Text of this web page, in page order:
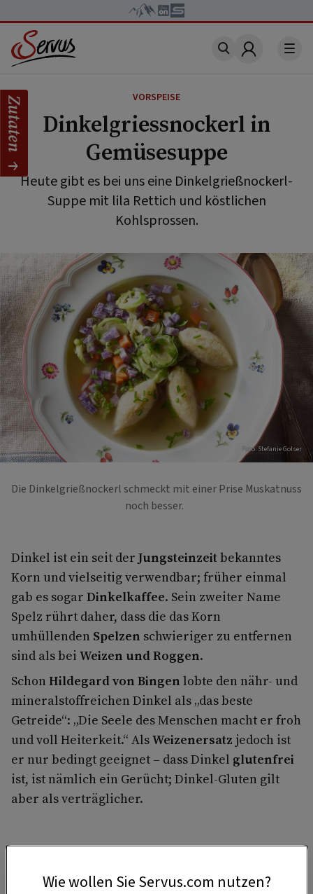
Account
VORSPEISE
Dinkelgriessnockerl in
Gemüsesuppe
Heute gibt es bei uns eine Dinkelgrießnockerl-
Suppe mit lila Rettich und köstlichen
Kohlsprossen.
Foto: Stefanie Golser
Die Dinkelgrießnockerl schmeckt mit einer Prise Muskatnuss
noch besser.
Dinkel ist ein seit der Jungsteinzeitbekanntes
Korn und vielseitig verwendbar; früher einmal
gab es sogar Dinkelkaffee. Sein zweiter Name
Spelz rührt daher, dass die das Korn
umhüllenden Spelzen schwieriger zu entfernen
sind als bei Weizen und Roggen.
Schon Hildegard von Bingen lobte den nähr- und
mineralstoffreichen Dinkel als „das beste
Getreide“: „Die Seele des Menschen macht er froh
und voll Heiterkeit.“ AlsWeizenersatz jedoch ist
er nur bedingt geeignet – dass Dinkel glutenfrei
ist, ist nämlich ein Gerücht; Dinkel-Gluten gilt
aber als verträglicher.
4 Portionen
Zutaten
Wie wollen Sie Servus.com nutzen?